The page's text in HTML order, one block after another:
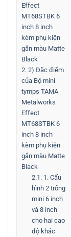
Effect
MT68STBK 6
inch 8 inch
kèm phụ kiện
gắn màu Matte
Black
2. 2) Đặc điểm
của Bộ mini
tymps TAMA
Metalworks
Effect
MT68STBK 6
inch 8 inch
kèm phụ kiện
gắn màu Matte
Black
2.1. 1. Cấu
hình 2 trống
mini 6 inch
và 8 inch
cho hai cao
độ khác